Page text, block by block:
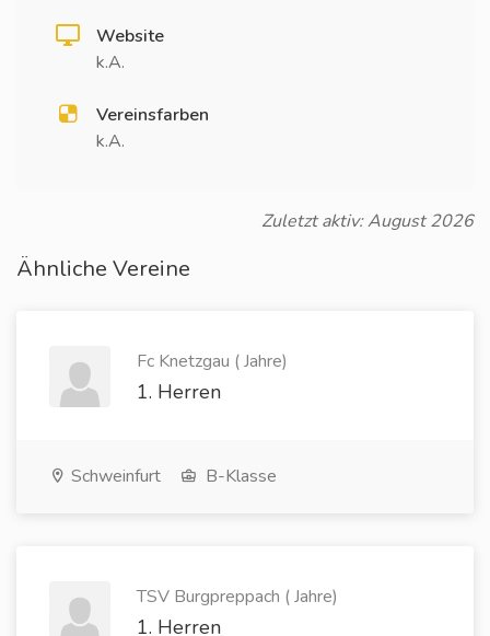
Website
k.A.
Vereinsfarben
k.A.
Zuletzt aktiv: August 2026
Ähnliche Vereine
Fc Knetzgau ( Jahre)
1. Herren
Schweinfurt B-Klasse
TSV Burgpreppach ( Jahre)
1. Herren